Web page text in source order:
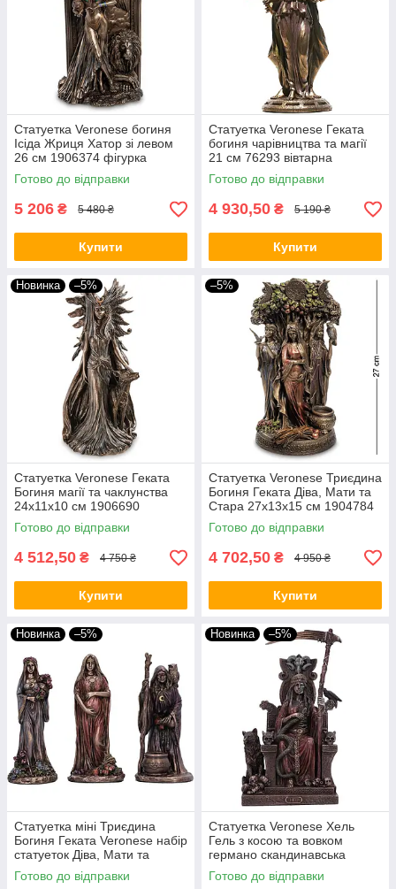
Статуетка Veronese богиня
Ісіда Жриця Хатор зі левом
26 см 1906374 фігурка
вівтарна ізіда хатхор сехмет
VE
Готово до відправки
5 206 ₴ 5 480 ₴
Купити
Статуетка Veronese Геката
богиня чарівництва та магії
21 см 76293 вівтарна
статуетка фігурка VE
Готово до відправки
4 930,50 ₴ 5 190 ₴
Купити
Новинка –5%
Статуетка Veronese Геката
Богиня магії та чаклунства
24х11х10 см 1906690
бронзове покриття VE
Готово до відправки
4 512,50 ₴ 4 750 ₴
Купити
–5%
Статуетка Veronese Триєдина
Богиня Геката Діва, Мати та
Стара 27х13х15 см 1904784
вівтарна фігурка VE Maiden
Mother Crone
Готово до відправки
4 702,50 ₴ 4 950 ₴
Купити
Новинка –5%
Статуетка міні Триєдина
Богиня Геката Veronese набір
статуеток Діва, Мати та
Стара 10 см алтарна фігурка
Maiden Mother Crone
Готово до відправки
Новинка –5%
Статуетка Veronese Хель
Гель з косою та вовком
германо скандинавська
богиня загробного світу 23 см
75859A4 алтарна фігурка Hel
Готово до відправки